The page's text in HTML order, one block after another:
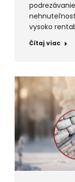
vysoko
Čítaj viac